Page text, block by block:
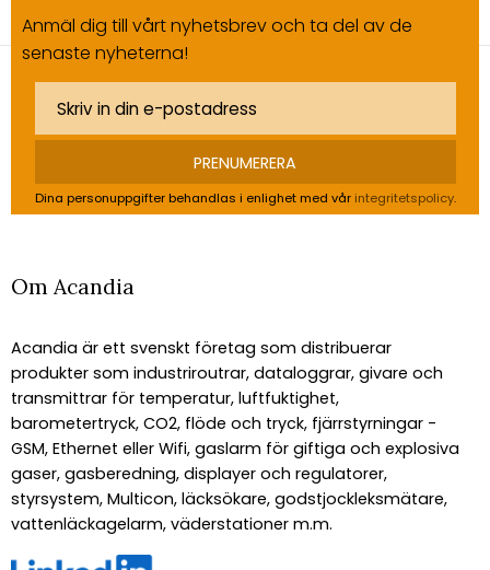
Anmäl dig till vårt nyhetsbrev och ta del av de
senaste nyheterna!
PRENUMERERA
Dina personuppgifter behandlas i enlighet med vår integritetspolicy.
Om Acandia
Acandia är ett svenskt företag som distribuerar
produkter som industriroutrar, dataloggrar, givare och
transmittrar för temperatur, luftfuktighet,
barometertryck, CO2, flöde och tryck, fjärrstyrningar -
GSM, Ethernet eller Wifi, gaslarm för giftiga och explosiva
gaser, gasberedning, displayer och regulatorer,
styrsystem, Multicon, läcksökare, godstjockleksmätare,
vattenläckagelarm, väderstationer m.m.